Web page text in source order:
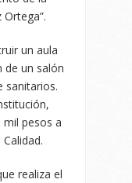
Ortega”.
un aula
de un salón
sanitarios.
pesos a
realiza el